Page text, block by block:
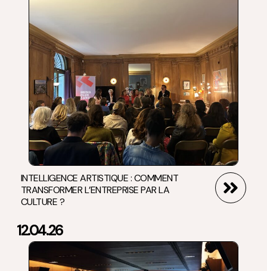
INTELLIGENCE ARTISTIQUE : COMMENT
TRANSFORMER L’ENTREPRISE PAR LA
CULTURE ?
12.04.26